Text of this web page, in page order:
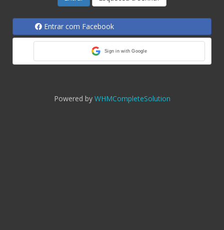
Entrar com Facebook
Sign in with Google
Powered by WHMCompleteSolution